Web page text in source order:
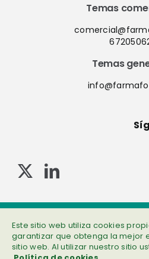
Temas
Temas
Este sitio web utiliza cookies
garantizar que obtenga la mejor
sitio web. Al utilizar nuestro sitio
© Copyright 2013-2023 . Todos
Política de privacidad|Cookies|